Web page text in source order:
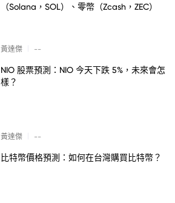
（Solana，SOL）、零幣（Zcash，ZEC）
黃達傑 --
NIO 股票預測：NIO 今天下跌 5%，未來會怎
樣？
黃達傑 --
比特幣價格預測：如何在台灣購買比特幣？